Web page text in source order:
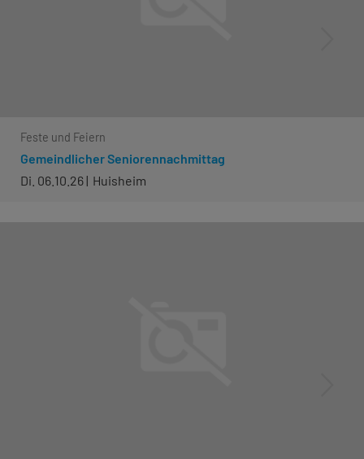
Feste und Feiern
Gemeindlicher Seniorennachmittag
Di. 06.10.26
Huisheim